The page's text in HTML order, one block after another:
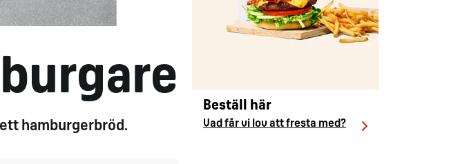
hamburgerbröd.
Beställ här
Vad får vi lov att fresta med?